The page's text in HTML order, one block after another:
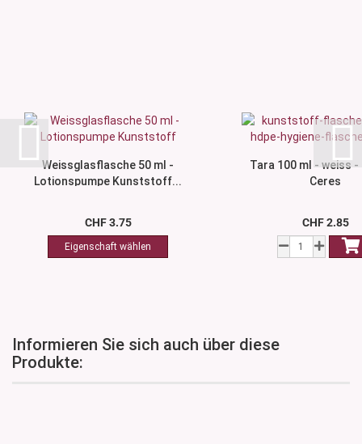
Weissglasflasche 50 ml -
Lotionspumpe Kunststoff...
CHF 3.75
Tara 100 ml - weiss -
Ceres
CHF 2.85
Informieren Sie sich auch über diese
Produkte: